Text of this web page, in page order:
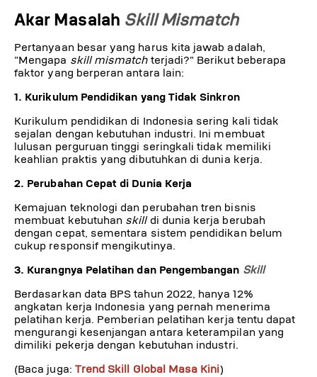
Akar Masalah Skill Mismatch
Pertanyaan besar yang harus kita jawab adalah,
"Mengapa skill mismatchterjadi?" Berikut beberapa
faktor yang berperan antara lain:
1. Kurikulum Pendidikan yang Tidak Sinkron
Kurikulum pendidikan di Indonesia sering kali tidak
sejalan dengan kebutuhan industri. Ini membuat
lulusan perguruan tinggi seringkali tidak memiliki
keahlian praktis yang dibutuhkan di dunia kerja.
2. Perubahan Cepat di Dunia Kerja
Kemajuan teknologi dan perubahan tren bisnis
membuat kebutuhan skilldi dunia kerja berubah
dengan cepat, sementara sistem pendidikan belum
cukup responsif mengikutinya.
3. Kurangnya Pelatihan dan Pengembangan Skill
Berdasarkan data BPS tahun 2022, hanya 12%
angkatan kerja Indonesia yang pernah menerima
pelatihan kerja. Pemberian pelatihan kerja tentu dapat
mengurangi kesenjangan antara keterampilan yang
dimiliki pekerja dengan kebutuhan industri.
(Baca juga: Trend Skill Global Masa Kini)